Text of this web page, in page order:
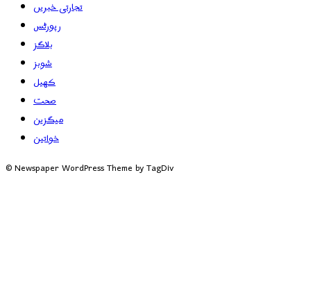
تجارتی خبریں
رپورٹس
بلاگز
شوبز
کھیل
صحت
میگزین
خواتین
© Newspaper WordPress Theme by TagDiv